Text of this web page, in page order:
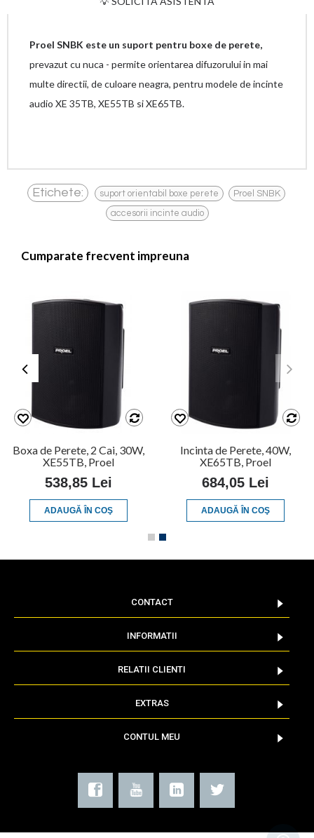
Proel SNBK este un suport pentru boxe de perete,
prevazut cu nuca - permite orientarea difuzorului in mai
multe directii, de culoare neagra, pentru modele de incinte
audio XE 35TB, XE55TB si XE65TB.
Etichete: suport orientabil boxe perete , Proel SNBK ,
accesorii incinte audio
Cumparate frecvent impreuna
Boxa de Perete, 2 Cai, 30W,
XE55TB, Proel
538,85 Lei
ADAUGĂ ÎN COŞ
Incinta de Perete, 40W,
XE65TB, Proel
684,05 Lei
ADAUGĂ ÎN COŞ
CONTACT
INFORMATII
RELATII CLIENTI
EXTRAS
CONTUL MEU